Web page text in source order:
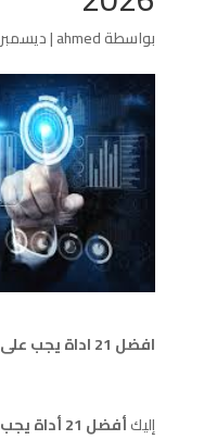
بواسطةahmed
|ديسمبر 24, 2025
افضل 21 اداة يجب على كل مسوق إستعمالها سنة 2026
إليك
أفضل 21